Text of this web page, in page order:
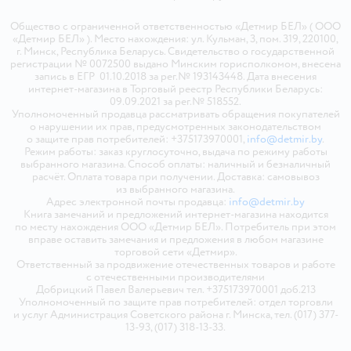
Общество с ограниченной ответственностью «Детмир БЕЛ» ( ООО
«Детмир БЕЛ» ). Место нахождения: ул. Кульман, 3, пом. 319, 220100,
г. Минск, Республика Беларусь. Свидетельство о государственной
регистрации № 0072500 выдано Минским горисполкомом, внесена
запись в ЕГР 01.10.2018 за рег.№ 193143448. Дата внесения
интернет-магазина в Торговый реестр Республики Беларусь:
09.09.2021 за рег.№ 518552.
Уполномоченный продавца рассматривать обращения покупателей
о нарушении их прав, предусмотренных законодательством
о защите прав потребителей: +375173970001, info@detmir.by.
Режим работы: заказ круглосуточно, выдача по режиму работы
выбранного магазина. Способ оплаты: наличный и безналичный
расчёт. Оплата товара при получении. Доставка: самовывоз
из выбранного магазина.
Адрес электронной почты продавца: info@detmir.by
Книга замечаний и предложений интернет-магазина находится
по месту нахождения ООО «Детмир БЕЛ». Потребитель при этом
вправе оставить замечания и предложения в любом магазине
торговой сети «Детмир».
Ответственный за продвижение отечественных товаров и работе
с отечественными производителями
Добрицкий Павел Валерьевич тел. +375173970001 доб.213
Уполномоченный по защите прав потребителей: отдел торговли
и услуг Администрация Советского района г. Минска, тел. (017) 377-
13-93, (017) 318-13-33.